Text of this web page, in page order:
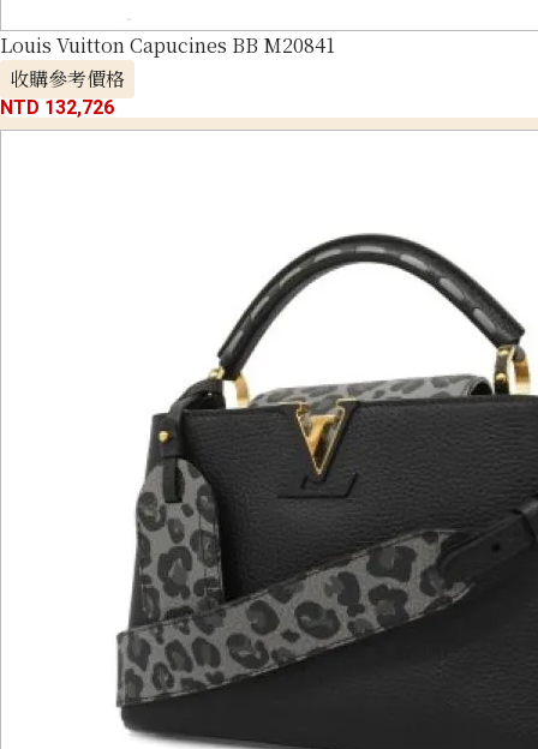
Louis Vuitton Capucines BB M20841
收購參考價格
NTD 132,726